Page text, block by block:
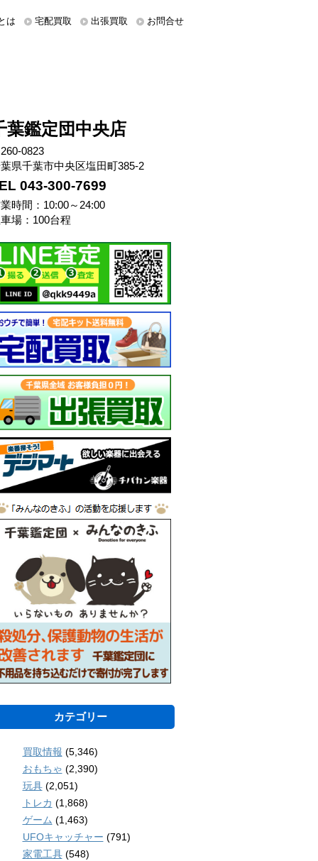
は 宅配買取 出張買取 お問合せ
葉鑑定団中央店
0823
県千葉市中央区塩田町385-2
043-300-7699
時間：10:00～24:00
場：100台程
カテゴリー
買取情報 (5,346)
おもちゃ (2,390)
玩具(2,051)
トレカ (1,868)
ゲーム (1,463)
UFOキャッチャー (791)
家電工具(548)